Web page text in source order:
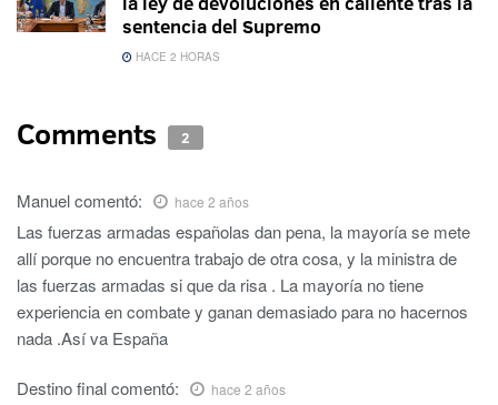
sentencia del Supremo
HACE 2 HORAS
Comments 2
Manuelcomentó: hace 2 años
Las fuerzas armadas españolas dan pena, la mayoría se mete
allí porque no encuentra trabajo de otra cosa, y la ministra de
las fuerzas armadas si que da risa . La mayoría no tiene
experiencia en combate y ganan demasiado para no hacernos
nada .Así va España
Destino finalcomentó: hace 2 años